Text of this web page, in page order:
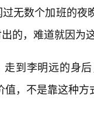
无数个加班的
的，难道就因为
走到李明远的身
值，不是靠这种